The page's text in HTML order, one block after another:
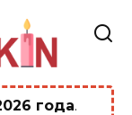
года.